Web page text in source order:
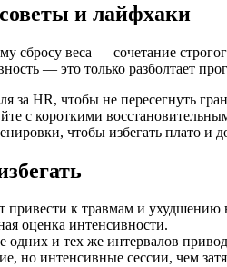
и лайфхаки
сбросу веса — сочетание
— это только разболтает
за HR, чтобы не пересегнуть
с короткими
чтобы избегать плато и
к травмам и ухудшению
оценка интенсивности.
и тех же интервалов
но интенсивные сессии, чем